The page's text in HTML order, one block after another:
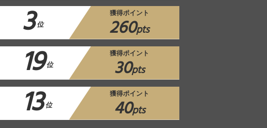
3 位
獲得ポイント
260pts
19位
獲得ポイント
30pts
13 位
獲得ポイント
40pts